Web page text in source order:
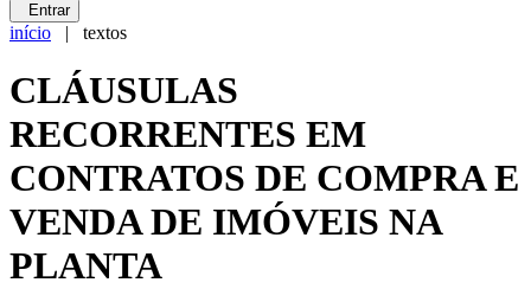
Entrar
início | textos
CLÁUSULAS
RECORRENTES EM
CONTRATOS DE COMPRA E
VENDA DE IMÓVEIS NA
PLANTA